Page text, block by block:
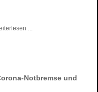
...
Notbremse und